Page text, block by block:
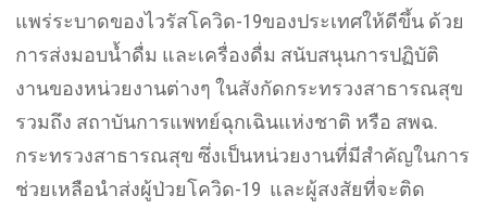
แพร่ระบาดของไวรัสโควิด-19ของประเทศให้ดีขึ้น ด้วย
การส่งมอบน้ำดื่ม และเครื่องดื่ม สนับสนุนการปฏิบัติ
งานของหน่วยงานต่างๆ ในสังกัดกระทรวงสาธารณสุข
รวมถึง สถาบันการแพทย์ฉุกเฉินแห่งชาติ หรือ สพฉ.
กระทรวงสาธารณสุข ซึ่งเป็นหน่วยงานที่มีสำคัญในการ
ช่วยเหลือนำส่งผู้ป่วยโควิด-19 และผู้สงสัยที่จะติด